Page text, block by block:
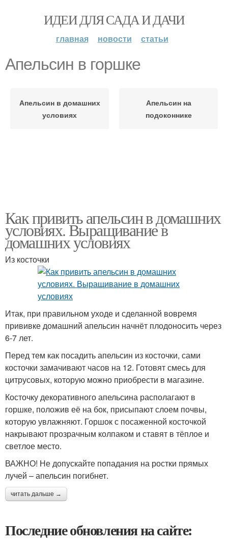
ИДЕИ ДЛЯ САДА И ДАЧИ
главная новости статьи
Апельсин в горшке
Апельсин в домашних
условиях
Апельсин на
подоконнике
Как привить апельсин в домашних
условиях. Выращивание в
домашних условиях
Из косточки
Итак, при правильном уходе и сделанной вовремя
прививке домашний апельсин начнёт плодоносить через
6-7 лет.
Перед тем как посадить апельсин из косточки, сами
косточки замачивают часов на 12. Готовят смесь для
цитрусовых, которую можно приобрести в магазине.
Косточку декоративного апельсина располагают в
горшке, положив её на бок, присыпают слоем почвы,
которую увлажняют. Горшок с посаженной косточкой
накрывают прозрачным колпаком и ставят в тёплое и
светлое место.
ВАЖНО! Не допускайте попадания на ростки прямых
лучей – апельсин погибнет.
читать дальше →
Последние обновления на сайте: